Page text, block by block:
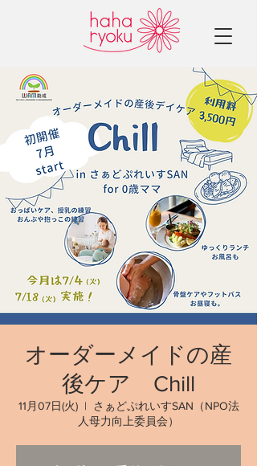
オーダーメイドの産
後ケア Chill
11月07日(火)
  |
さぁどぷれいすSAN（NPO法
人母力向上委員会）